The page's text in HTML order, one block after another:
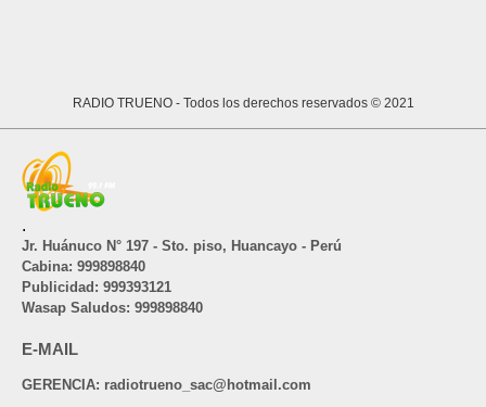
RADIO TRUENO - Todos los derechos reservados © 2021
.
Jr. Huánuco N° 197 - Sto. piso, Huancayo - Perú
Cabina: 999898840
Publicidad: 999393121
Wasap Saludos: 999898840
E-MAIL
GERENCIA: radiotrueno_sac@hotmail.com